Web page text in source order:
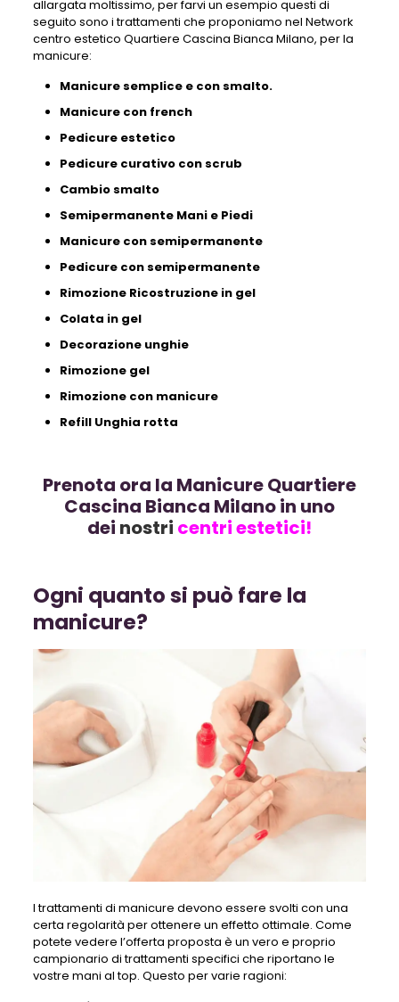
allargata moltissimo, per farvi un esempio questi di
seguito sono i trattamenti che proponiamo nel Network
centro estetico Quartiere Cascina Bianca Milano, per la
manicure:
Manicure semplice e con smalto.
Manicure con french
Pedicure estetico
Pedicure curativo con scrub
Cambio smalto
Semipermanente Mani e Piedi
Manicure con semipermanente
Pedicure con semipermanente
Rimozione Ricostruzione in gel
Colata in gel
Decorazione unghie
Rimozione gel
Rimozione con manicure
Refill Unghia rotta
Prenota ora la Manicure Quartiere
Cascina Bianca Milano in uno
dei nostri centri estetici!
Ogni quanto si può fare la
manicure?
I trattamenti di manicure devono essere svolti con una
certa regolarità per ottenere un effetto ottimale. Come
potete vedere l’offerta proposta è un vero e proprio
campionario di trattamenti specifici che riportano le
vostre mani al top. Questo per varie ragioni: